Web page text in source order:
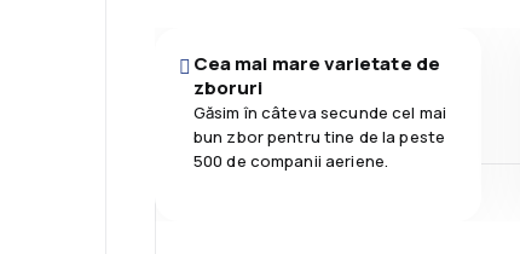
Cea mai mare varietate de
zboruri
Găsim în câteva secunde cel mai
bun zbor pentru tine de la peste
500 de companii aeriene.